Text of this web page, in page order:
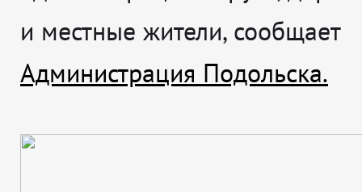
и местные жители, сообщает
Администрация Подольска.